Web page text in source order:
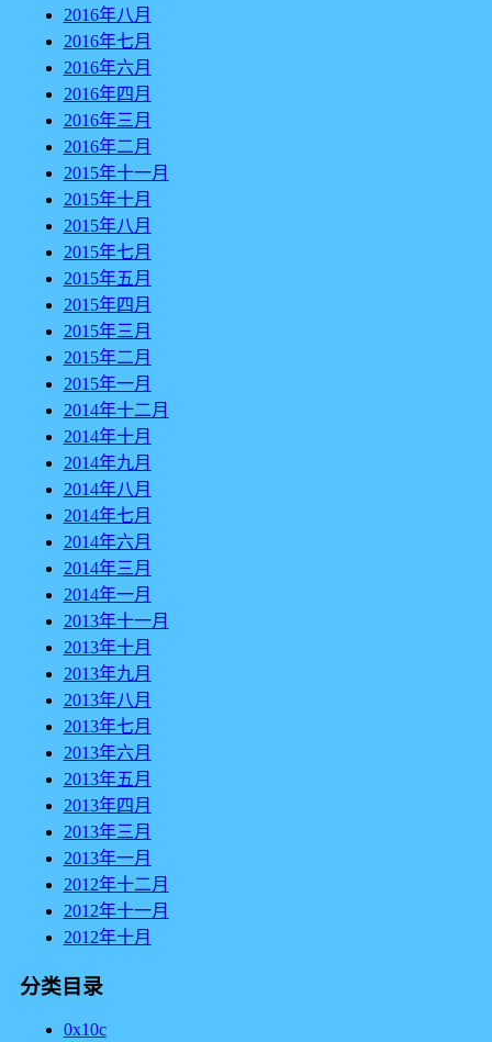
2016年八月
2016年七月
2016年六月
2016年四月
2016年三月
2016年二月
2015年十一月
2015年十月
2015年八月
2015年七月
2015年五月
2015年四月
2015年三月
2015年二月
2015年一月
2014年十二月
2014年十月
2014年九月
2014年八月
2014年七月
2014年六月
2014年三月
2014年一月
2013年十一月
2013年十月
2013年九月
2013年八月
2013年七月
2013年六月
2013年五月
2013年四月
2013年三月
2013年一月
2012年十二月
2012年十一月
2012年十月
分类目录
0x10c